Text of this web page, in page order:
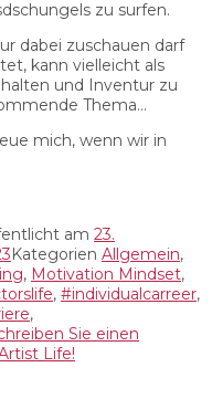
zu surfen.
dabei zuschauen darf
kann vielleicht als
und Inventur zu
Thema…
mich, wenn wir in
am 23.
Kategorien Allgemein,
, Motivation Mindset,
, #individualcarreer,
,
Sie einen
Life!